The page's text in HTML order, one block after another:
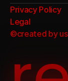
Privacy Policy
Legal
©created by